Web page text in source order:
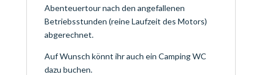
Abenteuertour nach den angefallenen
Betriebsstunden (reine Laufzeit des Motors)
abgerechnet.
Auf Wunsch könnt ihr auch ein Camping WC
dazu buchen.